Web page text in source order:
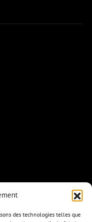
des technologies telles que